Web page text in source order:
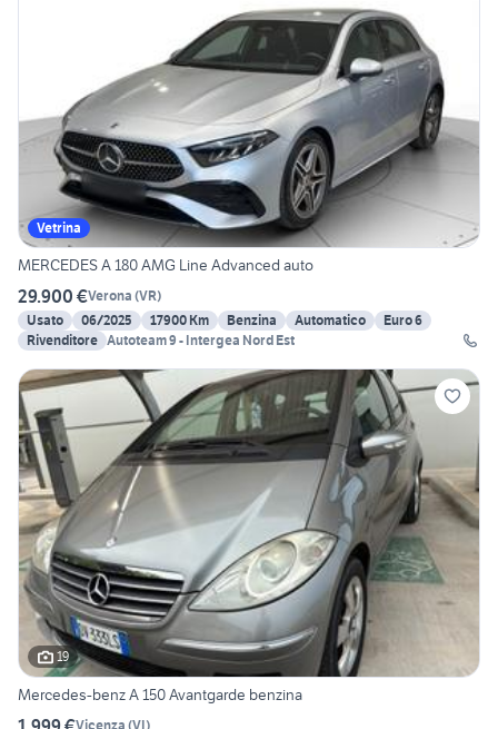
Vetrina
MERCEDES A 180 AMG Line Advanced auto
29.900 €Verona (VR)
Usato
06/2025 17900 Km Benzina Automatico
Euro 6
Rivenditore Autoteam 9 - Intergea Nord Est
19
Mercedes-benz A 150 Avantgarde benzina
Vicenza (VI)